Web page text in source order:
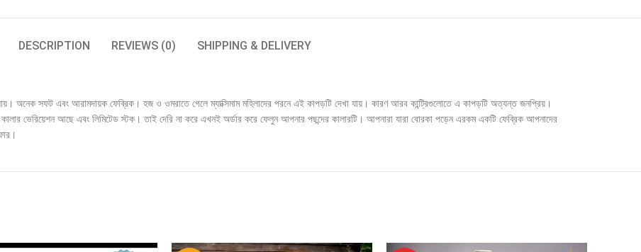
DESCRIPTION REVIEWS (0) SHIPPING & DELIVERY
অনেক সফট এবং আরামদায়ক ফেব্রিক। হজ ও ওমরাতে গেলে ম্যাক্সিমাম মহিলাদের পরনে এই কাপড়টি দেখা যায়। কারণ আরব কান্ট্রিগুলোতে এ কাপড়টি অত্যন্ত জনপ্রিয়।
ভেরিয়েশন আছে এবং লিমিটেড স্টক। তাই দেরি না করে এখনই অর্ডার করে ফেলুন আপনার পছন্দের কালারটি। আপনারা যারা বোরকা পড়েন এরকম একটি ফেব্রিক আপনাদের